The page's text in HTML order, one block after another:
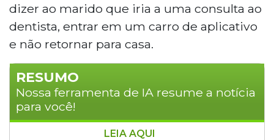
dizer ao marido que iria a uma consulta ao
dentista, entrar em um carro de aplicativo
e não retornar para casa.
RESUMO
Nossa ferramenta de IA resume a notícia
para você!
LEIA AQUI